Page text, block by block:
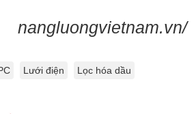
nangluongvietnam.vn/
Lưới điện Lọc hóa dầu